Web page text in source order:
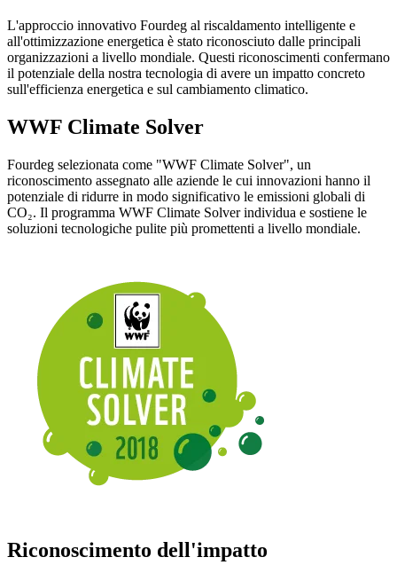
L'approccio innovativo Fourdeg al riscaldamento intelligente e
all'ottimizzazione energetica è stato riconosciuto dalle principali
organizzazioni a livello mondiale. Questi riconoscimenti confermano
il potenziale della nostra tecnologia di avere un impatto concreto
sull'efficienza energetica e sul cambiamento climatico.
WWF Climate Solver
Fourdeg selezionata come "WWF Climate Solver", un
riconoscimento assegnato alle aziende le cui innovazioni hanno il
potenziale di ridurre in modo significativo le emissioni globali di
CO₂. Il programma WWF Climate Solver individua e sostiene le
soluzioni tecnologiche pulite più promettenti a livello mondiale.
Riconoscimento dell'impatto